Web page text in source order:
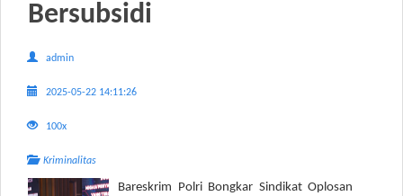
Bersubsidi
admin
2025-05-22 14:11:26
100x
Kriminalitas
Bareskrim Polri Bongkar Sindikat Oplosan